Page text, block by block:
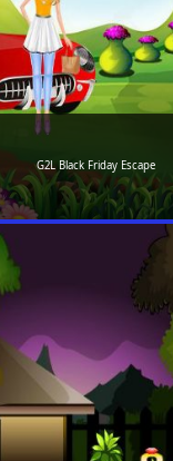
G2L Black Friday Escape